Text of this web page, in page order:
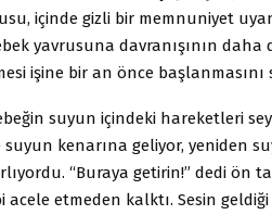
içinde gizli bir memnuniyet
yavrusuna davranışının
işine bir an önce başlanmasını
suyun içindeki hareketleri
suyun kenarına geliyor, yeniden
“Buraya getirin!” dedi ön
acele etmeden kalktı. Sesin